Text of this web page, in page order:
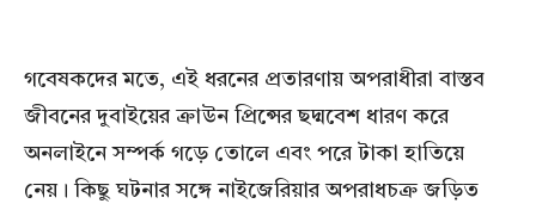
গবেষকদের মতে, এই ধরনের প্রতারণায় অপরাধীরা বাস্তব
জীবনের দুবাইয়ের ক্রাউন প্রিন্সের ছদ্মবেশ ধারণ করে
অনলাইনে সম্পর্ক গড়ে তোলে এবং পরে টাকা হাতিয়ে
নেয়। কিছু ঘটনার সঙ্গে নাইজেরিয়ার অপরাধচক্র জড়িত